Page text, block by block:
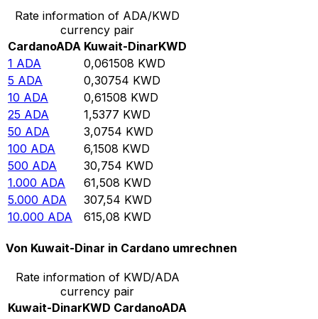
Rate information of ADA/KWD
currency pair
CardanoADA Kuwait-DinarKWD
1 ADA 0,061508 KWD
5 ADA 0,30754 KWD
10 ADA 0,61508 KWD
25 ADA 1,5377 KWD
50 ADA 3,0754 KWD
100 ADA 6,1508 KWD
500 ADA 30,754 KWD
1.000 ADA 61,508 KWD
5.000 ADA 307,54 KWD
10.000 ADA 615,08 KWD
Von Kuwait-Dinar in Cardano umrechnen
Rate information of KWD/ADA
currency pair
Kuwait-DinarKWD CardanoADA